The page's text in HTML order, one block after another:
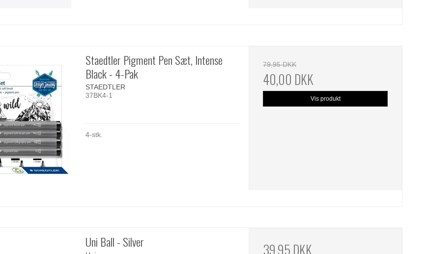
Staedtler Pigment Pen Sæt, Intense
Black - 4-Pak
STAEDTLER
37BK4-1
4-stk.
79,95 DKK
40,00 DKK
Vis produkt
Uni Ball - Silver 39,95 DKK